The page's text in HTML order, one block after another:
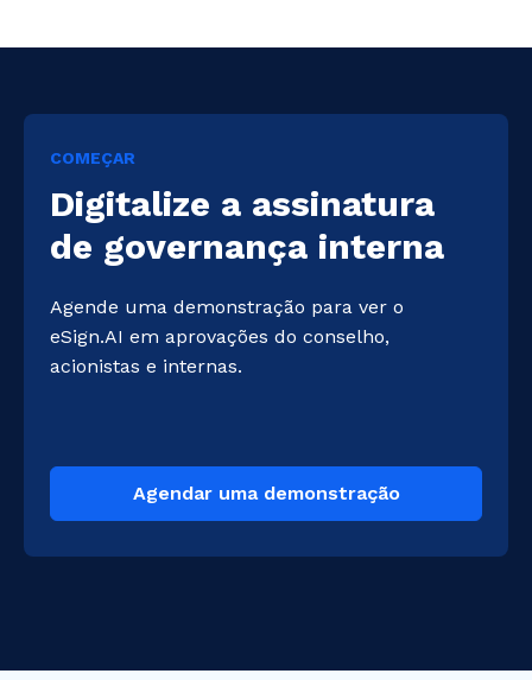
COMEÇAR
Digitalize a assinatura
de governança interna
Agende uma demonstração para ver o
eSign.AI em aprovações do conselho,
acionistas e internas.
Agendar uma demonstração